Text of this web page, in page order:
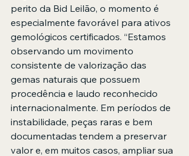
perito da Bid Leilão, o momento é
especialmente favorável para ativos
gemológicos certificados. “Estamos
observando um movimento
consistente de valorização das
gemas naturais que possuem
procedência e laudo reconhecido
internacionalmente. Em períodos de
instabilidade, peças raras e bem
documentadas tendem a preservar
valor e, em muitos casos, ampliar sua